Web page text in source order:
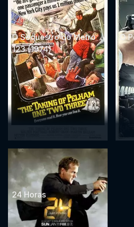
O Sequestro do Metro
123 (1974)
O
24 Horas